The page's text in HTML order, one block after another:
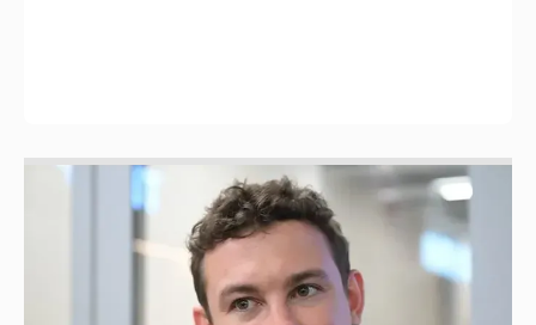
Никита Кологривый высказался насчёт